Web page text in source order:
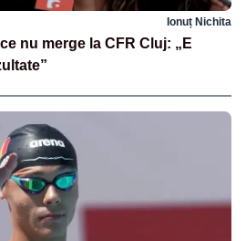
Ionuț Nichita
nu merge la CFR Cluj: „E